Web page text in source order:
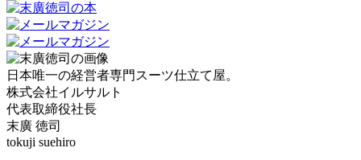
日本唯一の経営者専門スーツ仕立て屋。
株式会社イルサルト
代表取締役社長
末廣 徳司
tokuji suehiro